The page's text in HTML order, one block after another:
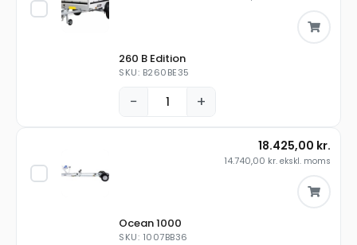
260 B Edition
SKU: B260BE35
− +
Ocean 1000
SKU: 1007BB36
18.425,00 kr.
14.740,00 kr. ekskl. moms